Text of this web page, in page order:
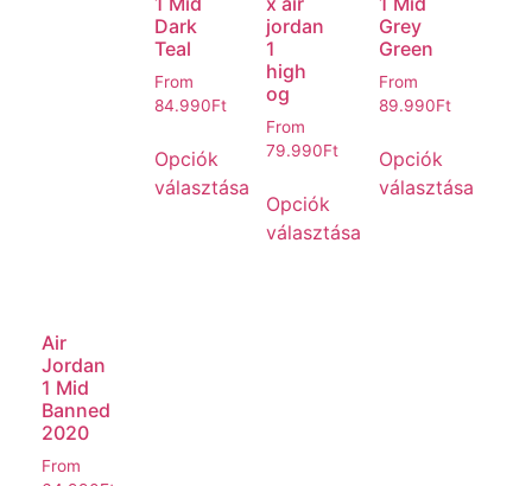
Dark
Teal
From
84.990Ft
Opciók
választása
jordan
1
high
og
From
79.990Ft
Opciók
választása
Grey
Green
From
89.990Ft
Opciók
választása
Air
Jordan
1 Mid
Banned
2020
From